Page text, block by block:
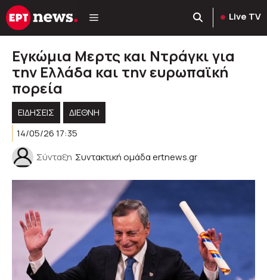
Μετάβαση
σε
Live TV
Εγκώμια Μερτς και Ντράγκι για
την Ελλάδα και την ευρωπαϊκή
πορεία
ΕΙΔΗΣΕΙΣ
ΔΙΕΘΝΗ
14/05/26 17:35
Σύνταξη Συντακτική ομάδα ertnews.gr